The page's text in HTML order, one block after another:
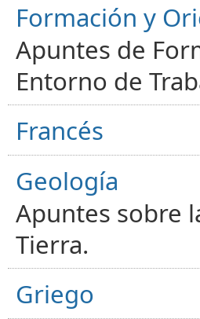
Formación y
Apuntes de
Entorno de
Francés
Geología
Apuntes sobre
Tierra.
Griego